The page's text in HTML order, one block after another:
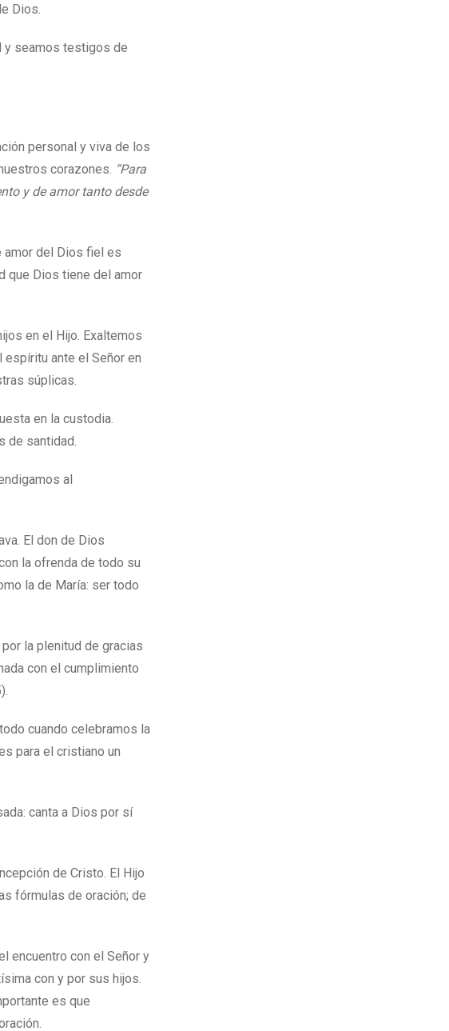
Dios.
y seamos testigos de
personal y viva de los
corazones. “Para
y de amor tanto desde
amor del Dios fiel es
que Dios tiene del amor
en el Hijo. Exaltemos
espíritu ante el Señor en
súplicas.
en la custodia.
de santidad.
al
El don de Dios
la ofrenda de todo su
la de María: ser todo
la plenitud de gracias
con el cumplimiento
cuando celebramos la
para el cristiano un
canta a Dios por sí
de Cristo. El Hijo
fórmulas de oración; de
encuentro con el Señor y
con y por sus hijos.
es que